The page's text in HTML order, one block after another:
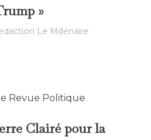
»
Le Millénaire
Clairé pour la